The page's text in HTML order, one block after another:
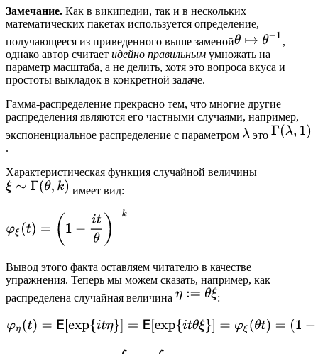
Замечание. Как в википедии, так и в нескольких
математических пакетах используется определение,
получающееся из приведенного выше заменой
,
однако автор считает идейно правильным умножать на
параметр масштаба, а не делить, хотя это вопроса вкуса и
простоты выкладок в конкретной задаче.
Гамма-распределение прекрасно тем, что многие другие
распределения являются его частными случаями, например,
экспоненциальное распределение с параметром
это
.
Характеристическая функция случайной величины
имеет вид:
Вывод этого факта оставляем читателю в качестве
упражнения. Теперь мы можем сказать, например, как
распределена случайная величина
: